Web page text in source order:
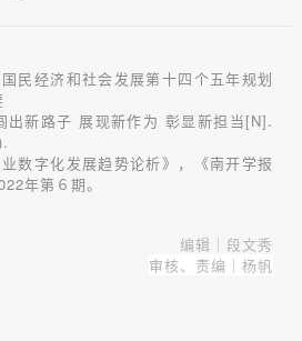
民经济和社会发展第十四个五年规划
出新路子 展现新作为 彰显新担当[N].
数字化发展趋势论析》，《南开学报
年第６期。
编辑｜段文秀
审核、责编｜杨帆